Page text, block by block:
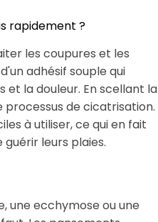
rapidement ?
les coupures et les
adhésif souple qui
et la douleur. En scellant la
de cicatrisation.
à utiliser, ce qui en fait
leurs plaies.
une ecchymose ou une